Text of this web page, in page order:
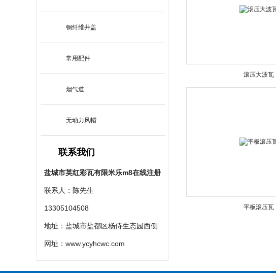
钢纤维井盖
常用配件
烟气道
无动力风帽
联系我们
盐城市英红彩瓦有限米乐m8在线注册
联系人：陈先生
13305104508
地址：盐城市盐都区杨侍生态园西侧
网址： www.ycyhcwc.com
滚压大波瓦
平板滚压瓦